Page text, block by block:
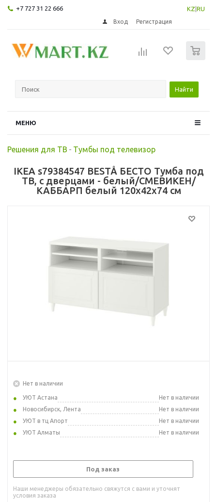
+7 727 31 22 666 KZ RU
Вход Регистрация
Найти
МЕНЮ
Решения для ТВ - Тумбы под телевизор
IKEA s79384547 BESTÅ БЕСТО Тумба под
ТВ, с дверцами - белый/СМЕВИКЕН/
КАББАРП белый 120x42x74 см
Нет в наличии
УЮТ Астана
Нет в наличии
Новосибирск, Лента
Нет в наличии
УЮТ в тц Апорт
Нет в наличии
УЮТ Алматы
Нет в наличии
Под заказ
Наши менеджеры обязательно свяжутся с вами и уточнят
условия заказа